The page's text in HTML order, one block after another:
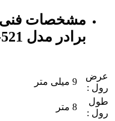
مشخصات فنی
برادر مدل TZe-521
عرض
رول :
9 میلی متر
طول
رول :
8 متر